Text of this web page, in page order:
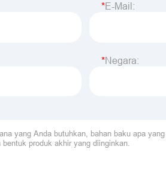
E-Mail:
Negara: